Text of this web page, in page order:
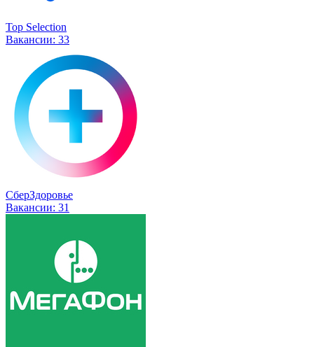
Top Selection
Вакансии: 33
СберЗдоровье
Вакансии: 31